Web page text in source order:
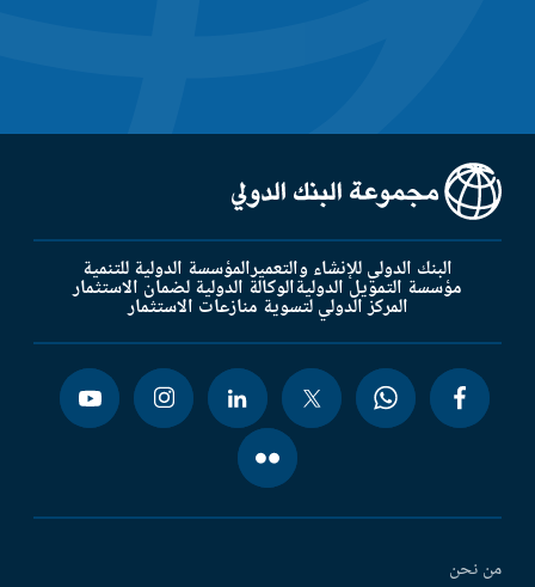
البنك الدولي للإنشاء والتعميرالمؤسسة الدولية للتنمية
مؤسسة التمويل الدوليةالوكالة الدولية لضمان الاستثمار
المركز الدولي لتسوية منازعات الاستثمار
من نحن